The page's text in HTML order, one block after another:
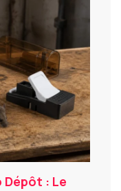
: Le